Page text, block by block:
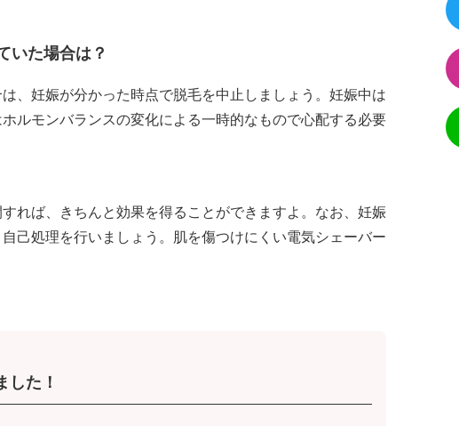
いた場合は？
、妊娠が分かった時点で脱毛を中止しましょう。妊娠中は
ルモンバランスの変化による一時的なもので心配する必要
れば、きちんと効果を得ることができますよ。なお、妊娠
己処理を行いましょう。肌を傷つけにくい電気シェーバー
した！